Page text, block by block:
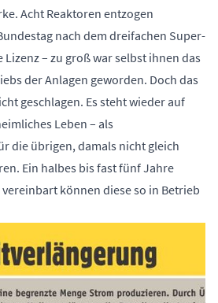
Acht Reaktoren entzogen
nach dem dreifachen Super-
Lizenz – zu groß war selbst ihnen das
der Anlagen geworden. Doch das
geschlagen. Es steht wieder auf
Leben – als
die übrigen, damals nicht gleich
Ein halbes bis fast fünf Jahre
können diese so in Betrieb